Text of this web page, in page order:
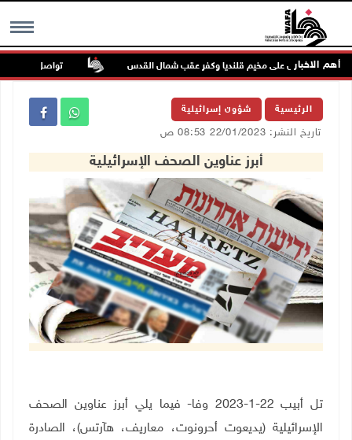
MENU أهم الاخبار تواصل انتهاكات
الرئيسية شؤون إسرائيلية
تاريخ النشر: 22/01/2023 08:53 ص
أبرز عناوين الصحف الإسرائيلية
تل أبيب 22-1-2023 وفا- فيما يلي أبرز عناوين الصحف
الإسرائيلية (يديعوت أحرونوت، معاريف، هآرتس)، الصادرة